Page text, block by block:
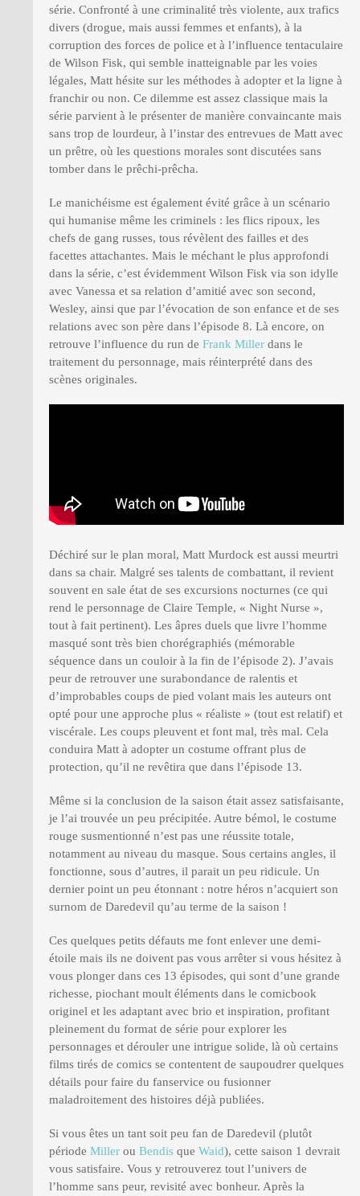
série. Confronté à une criminalité très violente, aux trafics
divers (drogue, mais aussi femmes et enfants), à la
corruption des forces de police et à l’influence tentaculaire
de Wilson Fisk, qui semble inatteignable par les voies
légales, Matt hésite sur les méthodes à adopter et la ligne à
franchir ou non. Ce dilemme est assez classique mais la
série parvient à le présenter de manière convaincante mais
sans trop de lourdeur, à l’instar des entrevues de Matt avec
un prêtre, où les questions morales sont discutées sans
tomber dans le prêchi-prêcha.
Le manichéisme est également évité grâce à un scénario
qui humanise même les criminels : les flics ripoux, les
chefs de gang russes, tous révèlent des failles et des
facettes attachantes. Mais le méchant le plus approfondi
dans la série, c’est évidemment Wilson Fisk via son idylle
avec Vanessa et sa relation d’amitié avec son second,
Wesley, ainsi que par l’évocation de son enfance et de ses
relations avec son père dans l’épisode 8. Là encore, on
retrouve l’influence du run de Frank Miller dans le
traitement du personnage, mais réinterprété dans des
scènes originales.
Déchiré sur le plan moral, Matt Murdock est aussi meurtri
dans sa chair. Malgré ses talents de combattant, il revient
souvent en sale état de ses excursions nocturnes (ce qui
rend le personnage de Claire Temple, « Night Nurse »,
tout à fait pertinent). Les âpres duels que livre l’homme
masqué sont très bien chorégraphiés (mémorable
séquence dans un couloir à la fin de l’épisode 2). J’avais
peur de retrouver une surabondance de ralentis et
d’improbables coups de pied volant mais les auteurs ont
opté pour une approche plus « réaliste » (tout est relatif) et
viscérale. Les coups pleuvent et font mal, très mal. Cela
conduira Matt à adopter un costume offrant plus de
protection, qu’il ne revêtira que dans l’épisode 13.
Même si la conclusion de la saison était assez satisfaisante,
je l’ai trouvée un peu précipitée. Autre bémol, le costume
rouge susmentionné n’est pas une réussite totale,
notamment au niveau du masque. Sous certains angles, il
fonctionne, sous d’autres, il parait un peu ridicule. Un
dernier point un peu étonnant : notre héros n’acquiert son
surnom de Daredevil qu’au terme de la saison !
Ces quelques petits défauts me font enlever une demi-
étoile mais ils ne doivent pas vous arrêter si vous hésitez à
vous plonger dans ces 13 épisodes, qui sont d’une grande
richesse, piochant moult éléments dans le comicbook
originel et les adaptant avec brio et inspiration, profitant
pleinement du format de série pour explorer les
personnages et dérouler une intrigue solide, là où certains
films tirés de comics se contentent de saupoudrer quelques
détails pour faire du fanservice ou fusionner
maladroitement des histoires déjà publiées.
Si vous êtes un tant soit peu fan de Daredevil (plutôt
période Miller ou Bendis que Waid), cette saison 1 devrait
vous satisfaire. Vous y retrouverez tout l’univers de
l’homme sans peur, revisité avec bonheur. Après la